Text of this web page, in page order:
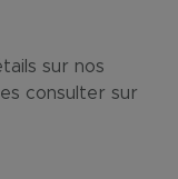
sur nos
consulter sur